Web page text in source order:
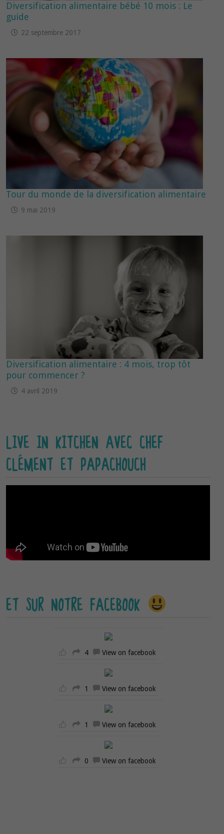
Diversification alimentaire bébé 10 mois : Le
guide
22 septembre 2017
Tour du monde de la diversification alimentaire
9 mai 2019
Diversification alimentaire : 4 mois, trop tôt
pour commencer ?
4 avril 2019
LIVE IN KITCHEN AVEC CHEF
CLÉMENT ET PAPACHOUCH
ET SUR NOTRE FACEBOOK
4 View on facebook
1 View on facebook
1 View on facebook
0 View on facebook